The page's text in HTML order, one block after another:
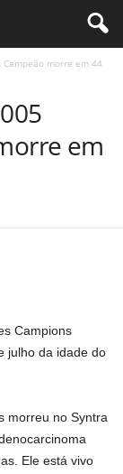
Campeão morre em 44
em
Campions
julho da idade do
morreu no Syntra
Ele está vivo